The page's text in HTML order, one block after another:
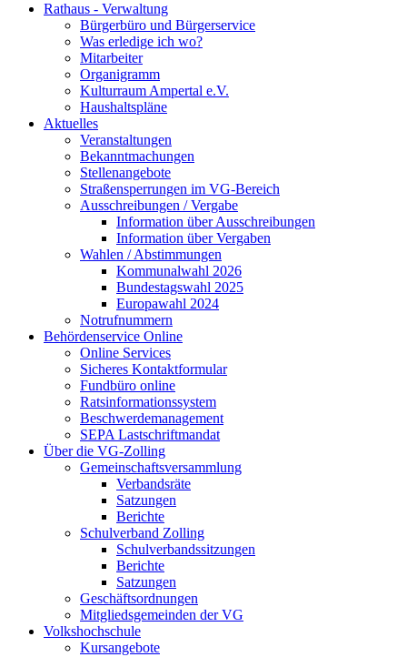
Rathaus - Verwaltung
Bürgerbüro und Bürgerservice
Was erledige ich wo?
Mitarbeiter
Organigramm
Kulturraum Ampertal e.V.
Haushaltspläne
Aktuelles
Veranstaltungen
Bekanntmachungen
Stellenangebote
Straßensperrungen im VG-Bereich
Ausschreibungen / Vergabe
Information über Ausschreibungen
Information über Vergaben
Wahlen / Abstimmungen
Kommunalwahl 2026
Bundestagswahl 2025
Europawahl 2024
Notrufnummern
Behördenservice Online
Online Services
Sicheres Kontaktformular
Fundbüro online
Ratsinformationssystem
Beschwerdemanagement
SEPA Lastschriftmandat
Über die VG-Zolling
Gemeinschaftsversammlung
Verbandsräte
Satzungen
Berichte
Schulverband Zolling
Schulverbandssitzungen
Berichte
Satzungen
Geschäftsordnungen
Mitgliedsgemeinden der VG
Volkshochschule
Kursangebote